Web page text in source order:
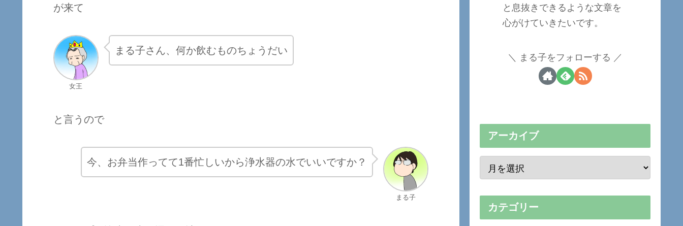
が来て
女王
まる子さん、何か飲むものちょうだい
と言うので
まる子
今、お弁当作ってて1番忙しいから浄水器の水でいいですか？
と息抜きできるような文章を
心がけていきたいです。
まる子をフォローする
アーカイブ
カテゴリー